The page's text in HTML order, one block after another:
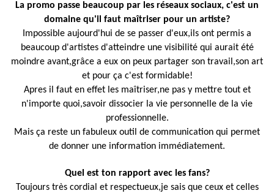
La promo passe beaucoup par les réseaux sociaux, c'est un
domaine qu'il faut maîtriser pour un artiste?
Impossible aujourd'hui de se passer d'eux,ils ont permis a
beaucoup d'artistes d'atteindre une visibilité qui aurait été
moindre avant,grâce a eux on peux partager son travail,son art
et pour ça c'est formidable!
Apres il faut en effet les maîtriser,ne pas y mettre tout et
n'importe quoi,savoir dissocier la vie personnelle de la vie
professionnelle.
Mais ça reste un fabuleux outil de communication qui permet
de donner une information immédiatement.
Quel est ton rapport avec les fans?
Toujours très cordial et respectueux,je sais que ceux et celles